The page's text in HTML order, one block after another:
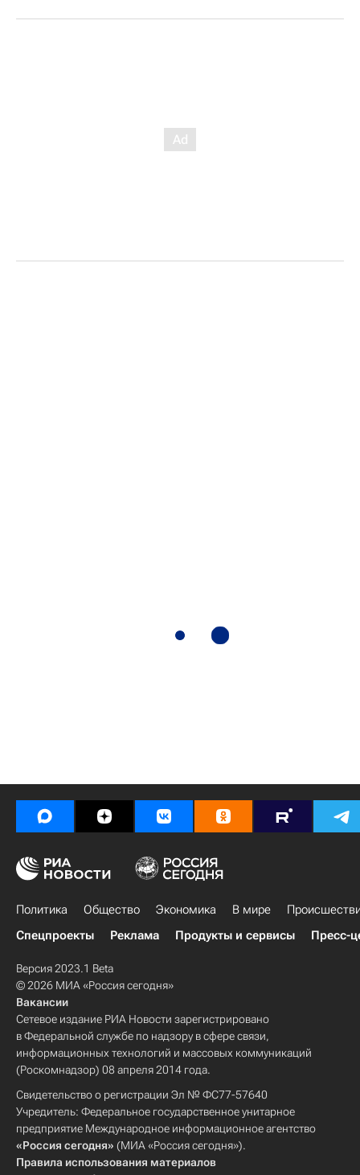
Политика Общество Экономика В мире
Спецпроекты
Реклама Продукты и сервисы Пресс-
Версия 2023.1 Beta
© 2026 МИА «Россия сегодня»
Вакансии
Сетевое издание РИА Новости зарегистрировано
в Федеральной службе по надзору в сфере связи,
информационных технологий и массовых коммуникаций
(Роскомнадзор) 08 апреля 2014 года.
Свидетельство о регистрации Эл № ФС77-57640
Учредитель: Федеральное государственное унитарное
предприятие Международное информационное агентство
«Россия сегодня» (МИА «Россия сегодня»).
Правила использования материалов